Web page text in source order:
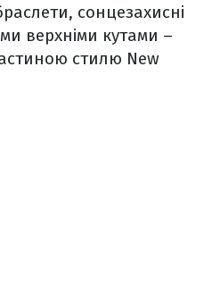
сонцезахисні
верхніми кутами –
стилю New